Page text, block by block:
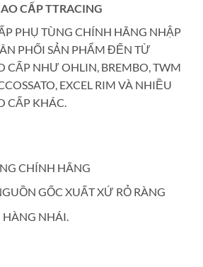
CẤP TTRACING
PHỤ TÙNG CHÍNH HÃNG NHẬP
PHỐI SẢN PHẨM ĐẾN TỪ
CẤP NHƯ OHLIN, BREMBO, TWM
EXCEL RIM VÀ NHIỀU
CẤP KHÁC.
CHÍNH HÃNG
GỐC XUẤT XỨ RỎ RÀNG
NHÁI.